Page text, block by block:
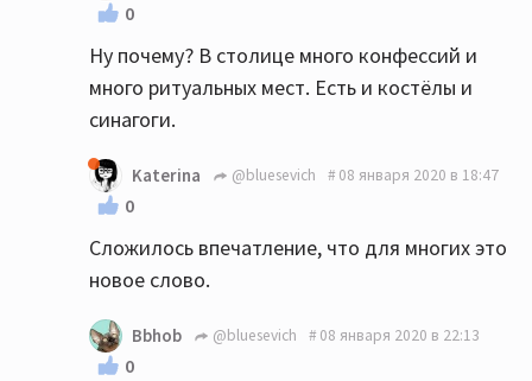
0
Ну почему? В столице много конфессий и
много ритуальных мест. Есть и костёлы и
синагоги.
Katerina @bluesevich 08 января 2020 в 18:47
0
Сложилось впечатление, что для многих это
новое слово.
Bbhob @bluesevich 08 января 2020 в 22:13
0